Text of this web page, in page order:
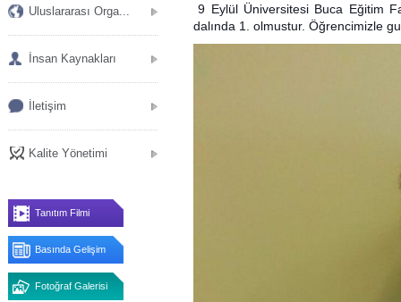
Uluslararası Orga...
İnsan Kaynakları
İletişim
Kalite Yönetimi
Tanıtım Filmi
Basında Gelişim
Fotoğraf Galerisi
9 Eylül Üniversitesi Buca Eğitim
dalında 1. olmustur. Öğrencimizle